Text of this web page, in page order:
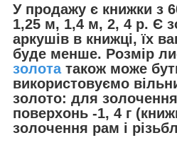
У продажу є книжки з
1,25 м, 1,4 м, 2, 4 р. Є
аркушів в книжці, їх
буде менше. Розмір
золота також може
використовуємо
золото: для
поверхонь -1, 4 г
золочення рам і